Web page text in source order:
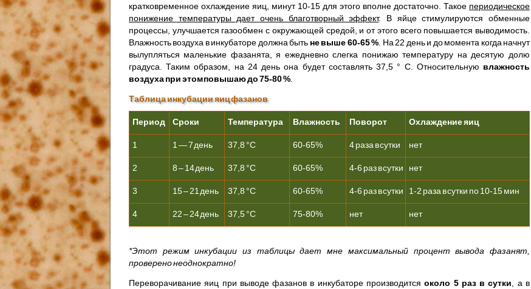
кратковременное охлаждение яиц, минут 10-15 для этого вполне достаточно. Такое периодическое
понижение температуры дает очень благотворный эффект. В яйце стимулируются обменные
процессы, улучшается газообмен с окружающей средой, и от этого всего повышается выводимость.
Влажность воздуха в инкубаторе должна быть не выше 60-65 % . На 22 день и до момента когда начнут
вылупляться маленькие фазанята, я ежедневно слегка понижаю температуру на десятую долю
градуса. Таким образом, на 24 день она будет составлять 37,5 ° С. Относительную влажность
воздуха при этом повышаю до 75-80 %.
Таблица инкубации яиц фазанов
Период Сроки Температура Влажность Поворот Охлаждение яиц
1 1 — 7 день 37,8 °С 60-65% 4 раза в сутки нет
2 8 – 14 день 37,8 °С 60-65% 4-6 раз в сутки нет
3 15 – 21 день 37,8 °С 60-65% 4-6 раз в сутки 1-2 раза в сутки по 10-15 мин
4 22 – 24 день 37,5 °С 75-80% нет нет
*Этот режим инкубации из таблицы дает мне максимальный процент вывода фазанят,
проверено неоднократно!
Переворачивание яиц при выводе фазанов в инкубаторе производитсяоколо 5 раз в сутки, а в